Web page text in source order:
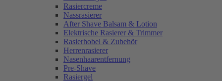
Rasiercreme
Nassrasierer
After Shave Balsam & Lotion
Elektrische Rasierer & Trimmer
Rasierhobel & Zubehör
Herrenrasierer
Nasenhaarentfernung
Pre-Shave
Rasiergel